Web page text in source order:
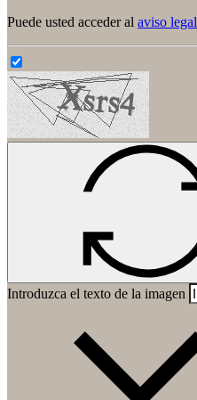
Puede usted acceder al aviso legal
Introduzca el texto de la imagen